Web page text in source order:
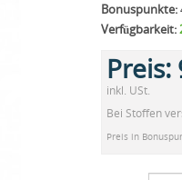
Bonuspunkte:
Verfügbarkeit:
Preis:
inkl. USt.
Bei Stoffen
Preis in